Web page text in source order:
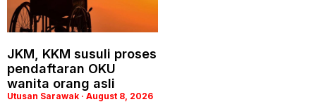
JKM, KKM susuli proses
pendaftaran OKU
wanita orang asli
Utusan Sarawak August 8, 2026